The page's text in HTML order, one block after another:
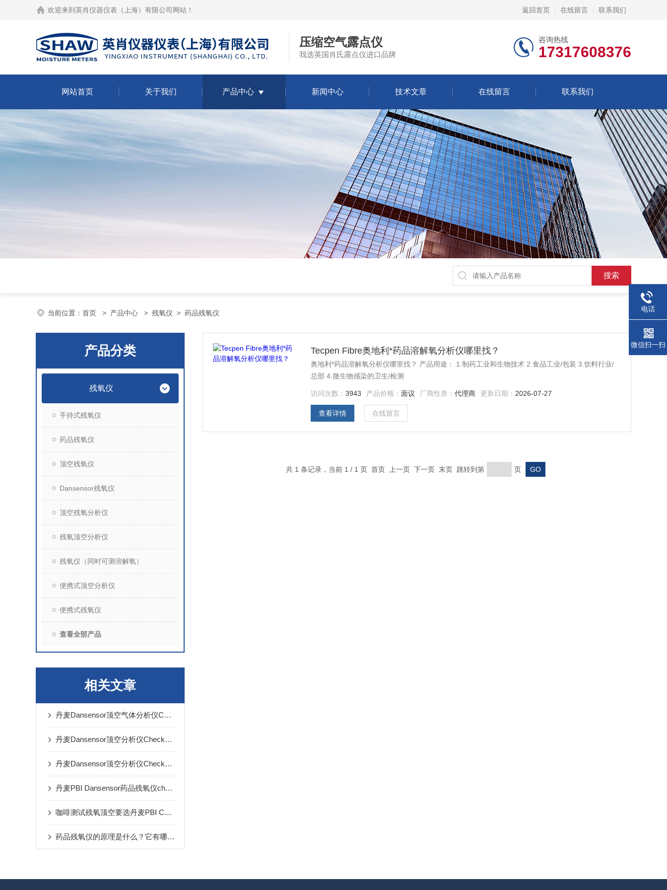
欢迎来到 英肖仪器仪表（上海）有限公司网站 ！ 返回首页 在线留言 联系我们
压缩空气露点仪
我选英国肖氏露点仪进口品牌
咨询热线
17317608376
网站首页 关于我们 产品中心 新闻中心 技术文章 在线留言 联系我们
当前位置： 首页 > 产品中心 > 残氧仪 > 药品残氧仪
产品分类
残氧仪
手持式残氧仪
药品残氧仪
顶空残氧仪
Dansensor残氧仪
顶空残氧分析仪
残氧顶空分析仪
残氧仪（同时可测溶解氧）
便携式顶空分析仪
便携式残氧仪
查看全部产品
相关文章
丹麦Dansensor顶空气体分析仪CheckMate 4准确检测
丹麦Dansensor顶空分析仪CheckMate 4定位氮气置换不充分的“工艺缺陷点”
丹麦Dansensor顶空分析仪CheckMate 4烘焙食品包装检测的得力助手
丹麦PBI Dansensor药品残氧仪checkMate 4的产品优势
咖啡测试残氧顶空要选丹麦PBI Checkpoint3
药品残氧仪的原理是什么？它有哪些用途？
Tecpen Fibre奥地利*药品溶解氧分析仪哪里找？
奥地利*药品溶解氧分析仪哪里找？ 产品用途： 1.制药工业和生物技术 2.食品工业/包装 3.饮料行业/
总部 4.微生物感染的卫生/检测
访问次数：3943 产品价格：面议 厂商性质：代理商 更新日期： 2026-07-27
查看详情 在线留言
共 1 条记录，当前 1 / 1 页 首页 上一页 下一页 末页 跳转到第 页
电话
微信扫一扫